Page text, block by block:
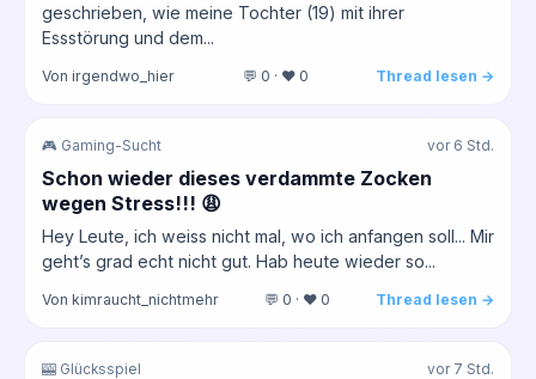
geschrieben, wie meine Tochter (19) mit ihrer
Essstörung und dem...
Von irgendwo_hier 💬 0 · ❤️ 0 Thread lesen →
🎮 Gaming-Sucht vor 6 Std.
Schon wieder dieses verdammte Zocken
wegen Stress!!! 😩
Hey Leute, ich weiss nicht mal, wo ich anfangen soll... Mir
geht’s grad echt nicht gut. Hab heute wieder so...
Von kimraucht_nichtmehr 💬 0 · ❤️ 0 Thread lesen →
🎰 Glücksspiel vor 7 Std.